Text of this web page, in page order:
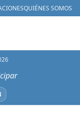
QUIÉNES SOMOS